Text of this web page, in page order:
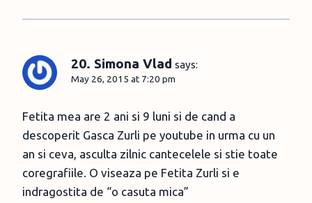
20. Simona Vlad says:
May 26, 2015 at 7:20 pm
Fetita mea are 2 ani si 9 luni si de cand a
descoperit Gasca Zurli pe youtube in urma cu un
an si ceva, asculta zilnic cantecelele si stie toate
coregrafiile. O viseaza pe Fetita Zurli si e
indragostita de “o casuta mica”